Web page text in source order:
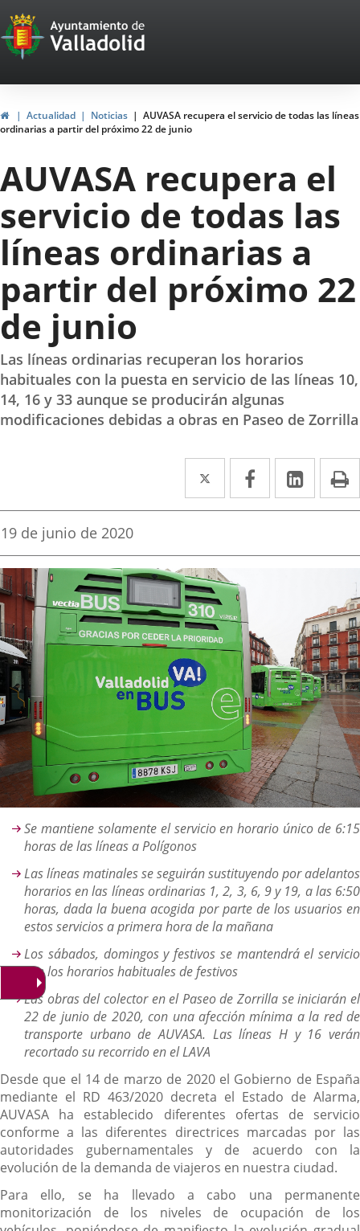
Portal
Web
del
Ayuntamiento
de
Valladolid
InicioActualidad Noticias
AUVASA recupera el servicio de todas las líneas
ordinarias a partir del próximo 22 de junio
AUVASA recupera el
servicio de todas las
líneas ordinarias a
partir del próximo 22
de junio
Las líneas ordinarias recuperan los horarios
habituales con la puesta en servicio de las líneas 10,
14, 16 y 33 aunque se producirán algunas
modificaciones debidas a obras en Paseo de Zorrilla
Twitter
Enlace
a
aplicación
externa.
Facebook
Enlace
a
aplicación
Enlace
a
Fecha
la
noticia
19 de junio de 2020
Descripción
Se mantiene solamente el servicio en horario único de 6:15
horas de las líneas a Polígonos
Las líneas matinales se seguirán sustituyendo por adelantos
horarios en las líneas ordinarias 1, 2, 3, 6, 9 y 19, a las 6:50
horas, dada la buena acogida por parte de los usuarios en
estos servicios a primera hora de la mañana
Los sábados, domingos y festivos se mantendrá el servicio
con los horarios habituales de festivos
Las obras del colector en el Paseo de Zorrilla se iniciarán el
22 de junio de 2020, con una afección mínima a la red de
transporte urbano de AUVASA. Las líneas H y 16 verán
recortado su recorrido en el LAVA
Desde que el 14 de marzo de 2020 el Gobierno de España
mediante el RD 463/2020 decreta el Estado de Alarma,
AUVASA ha establecido diferentes ofertas de servicio
conforme a las diferentes directrices marcadas por las
autoridades gubernamentales y de acuerdo con la
evolución de la demanda de viajeros en nuestra ciudad.
Para ello, se ha llevado a cabo una permanente
monitorización de los niveles de ocupación de los